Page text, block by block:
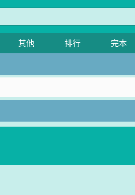
其他 排行 完本